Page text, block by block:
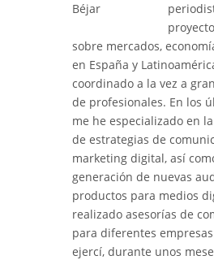
sobre mercados,
en España y
coordinado a la vez a
de profesionales. En los
me he especializado en
de estrategias de
marketing digital, así
generación de nuevas
productos para medios
realizado asesorías de
para diferentes
ejercí, durante unos